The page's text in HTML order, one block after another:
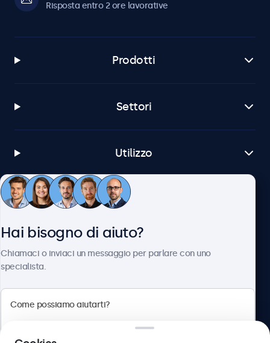
Risposta entro 2 ore lavorative
Prodotti
Settori
Utilizzo
Servizio Clienti
Hai bisogno di aiuto?
Chiamaci o inviaci un messaggio per parlare con uno
specialista.